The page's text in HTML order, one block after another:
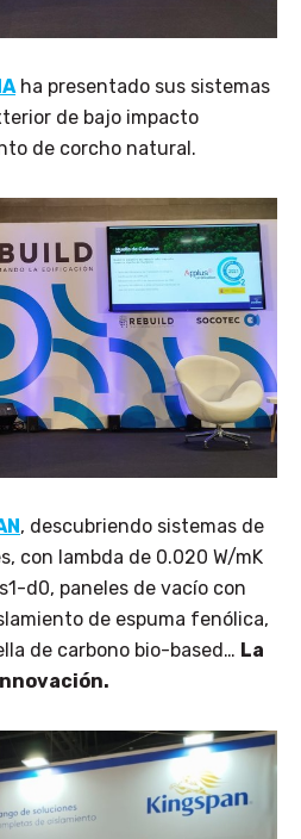
ha presentado sus sistemas
de bajo impacto
de corcho natural.
, descubriendo sistemas de
con lambda de 0.020 W/mK
d0, paneles de vacío con
de espuma fenólica,
de carbono bio-based… La